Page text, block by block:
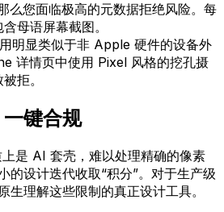
么您面临极高的元数据拒绝风险。每
母语屏幕截图。
明显类似于非 Apple 硬件的设备外
详情页中使用 Pixel 风格的挖孔摄
拒。
键合规
是 AI 套壳，难以处理精确的像素
的设计迭代收取“积分”。对于生产级
生理解这些限制的真正设计工具。